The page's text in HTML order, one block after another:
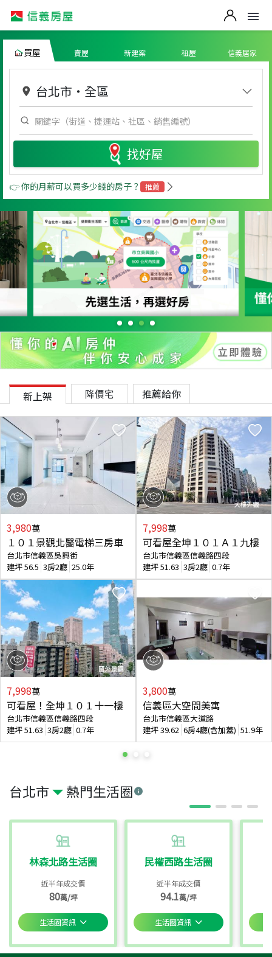
買屋 賣屋 新建案 租屋 信義居家
台北市 ・ 全區
找好屋
👉 你的月薪可以買多少錢的房子？ 推薦
台北市 熱門生活圈
林森北路生活圈
近半年成交價
80萬/坪
生活圈資訊
民權西路生活圈
近半年成交價
94.1萬/坪
生活圈資訊
新上架 降價宅 推薦給你
3,980萬
１０１景觀北醫電梯三房車
台北市信義區吳興街
建坪56.5 3房2廳 25.0年
7,998萬
可看屋！全坤１０１十一樓
台北市信義區信義路四段
建坪51.63 3房2廳 0.7年
7,998萬
可看屋全坤１０１Ａ１九樓
台北市信義區信義路四段
建坪51.63 3房2廳 0.7年
3,800萬
信義區大空間美寓
台北市信義區大道路
建坪39.62 6房4廳(含加蓋) 51.9年